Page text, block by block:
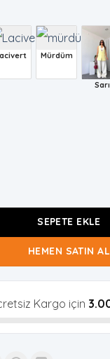
Mürdüm
Sarı
SEPETE EKLE
HEMEN SATIN AL
Kargo için